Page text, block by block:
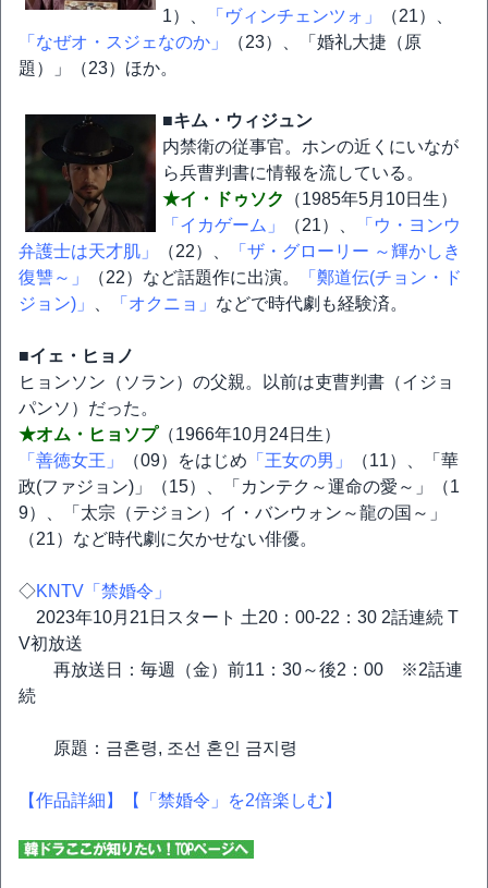
1）、
「ヴィンチェンツォ」
（21）、
「なぜオ・スジェなのか」
（23）、「婚礼大捷（原
題）」（23）ほか。
■キム・ウィジュン
内禁衛の従事官。ホンの近くにいなが
ら兵曹判書に情報を流している。
★イ・ドゥソク
（1985年5月10日生）
「イカゲーム」
（21）、
「ウ・ヨンウ
弁護士は天才肌」
（22）、
「ザ・グローリー ～輝かしき
復讐～」
（22）など話題作に出演。
「鄭道伝(チョン・ド
ジョン)」
「オクニョ」 などで時代劇も経験済。
■イェ・ヒョノ
ヒョンソン（ソラン）の父親。以前は吏曹判書（イジョ
パンソ）だった。
★オム・ヒョソプ（1966年10月24日生）
「善徳女王」
（09）をはじめ 「王女の男」
（11）、「華
政(ファジョン)」（15）、「カンテク～運命の愛～」（1
9）、「太宗（テジョン）イ・バンウォン～龍の国～」
（21）など時代劇に欠かせない俳優。
◇KNTV「禁婚令」
2023年10月21日スタート 土20：00-22：30 2話連続 T
V初放送
再放送日：毎週（金）前11：30～後2：00 ※2話連
続
原題：금혼령, 조선 혼인 금지령
【作品詳細】 【「禁婚令」を2倍楽しむ】